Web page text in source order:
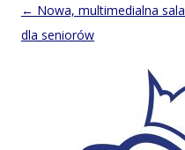
Post
navigation
← Nowa, multimedialna sala
dla seniorów